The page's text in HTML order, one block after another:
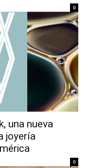
0
una nueva
joyería
0